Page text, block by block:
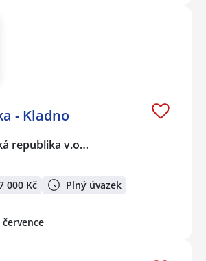
- Kladno
republika v.o…
000 Kč Plný úvazek